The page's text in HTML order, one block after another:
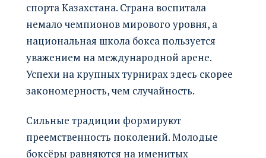
спорта Казахстана. Страна воспитала
немало чемпионов мирового уровня, а
национальная школа бокса пользуется
уважением на международной арене.
Успехи на крупных турнирах здесь скорее
закономерность, чем случайность.
Сильные традиции формируют
преемственность поколений. Молодые
боксёры равняются на именитых